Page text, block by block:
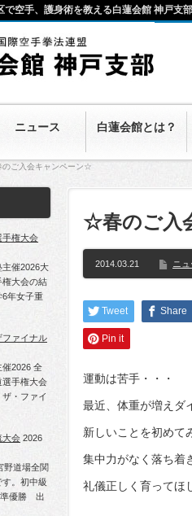
ニュース 白蓮会館とは？
で空手、護身術を教える白蓮会館 神戸支
ご入会キャンペーン☆
☆春のご入
2014.03.21 ニュ
Tweet Share
Pin it
運動は苦手・・・
最近、体重が増えダ
新しいことを初めて
集中力がなく落ち着
礼儀正しく育って
手権大会
催2026大
権大会の結
6年女子重
ファイナル
2026 全
選手権大会
・ファイ
大会 2026
野道場全関
。初中級
準優勝 出